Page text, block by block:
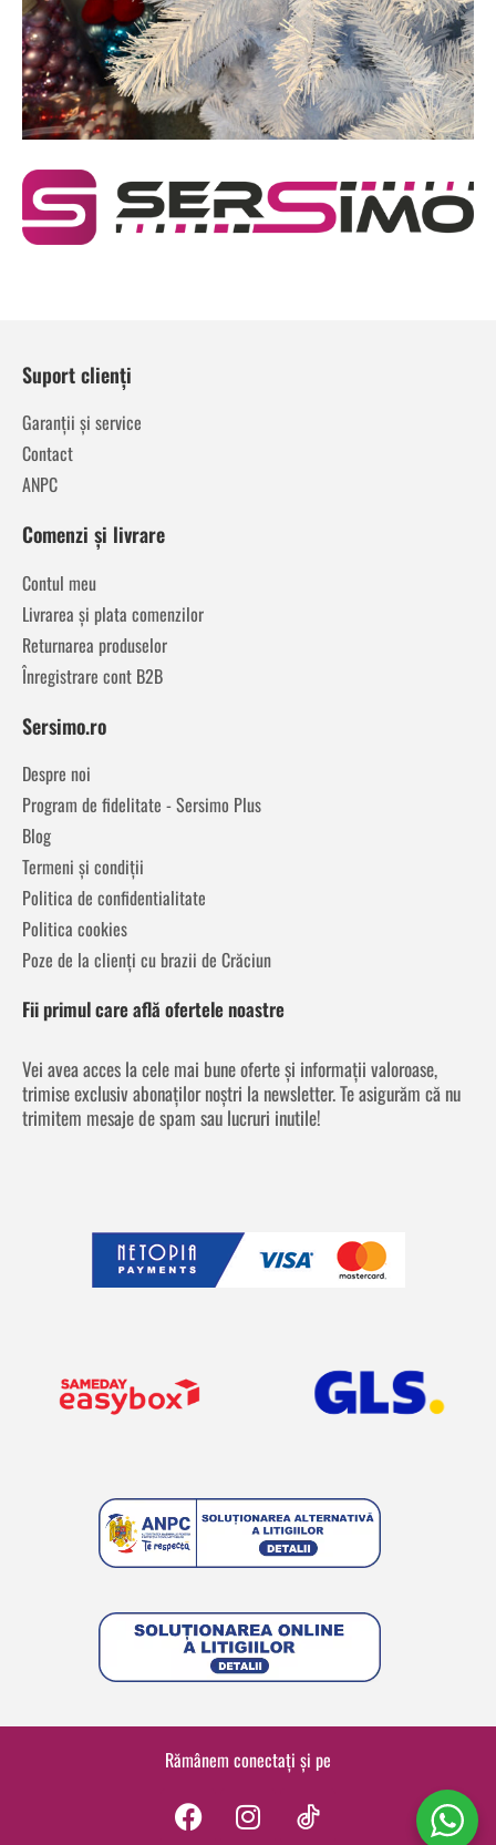
Suport clienți
Garanții și service
Contact
ANPC
Comenzi și livrare
Contul meu
Livrarea și plata comenzilor
Returnarea produselor
Înregistrare cont B2B
Sersimo.ro
Despre noi
Program de fidelitate - Sersimo Plus
Blog
Termeni și condiții
Politica de confidentialitate
Politica cookies
Poze de la clienți cu brazii de Crăciun
Fii primul care află ofertele noastre
Vei avea acces la cele mai bune oferte și informații valoroase,
trimise exclusiv abonaților noștri la newsletter. Te asigurăm că nu
trimitem mesaje de spam sau lucruri inutile!
Rămânem conectați și pe
F
I